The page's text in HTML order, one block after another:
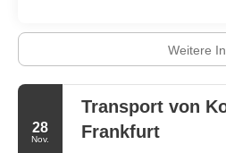
Weitere
28
Nov.
Transport von
Frankfurt